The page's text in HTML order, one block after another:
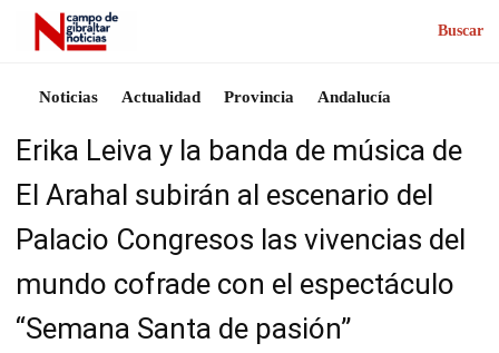
Buscar
Noticias Actualidad Provincia Andalucía
Erika Leiva y la banda de música de
El Arahal subirán al escenario del
Palacio Congresos las vivencias del
mundo cofrade con el espectáculo
“Semana Santa de pasión”